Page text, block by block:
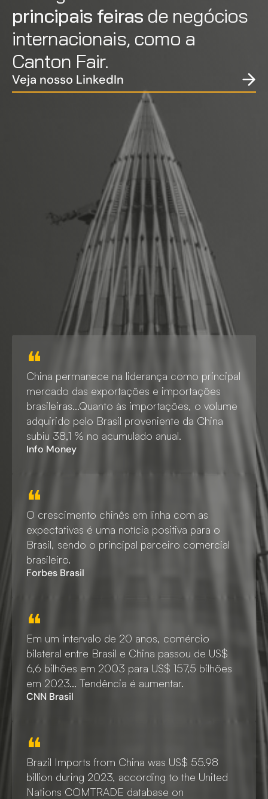
principais feiras de negócios
internacionais, como a
Canton Fair.
Veja nosso LinkedIn
Por que escolher a LOEN?
Atendimento rápido e
personalizado
❝
China permanece na liderança como principal
mercado das exportações e importações
brasileiras…Quanto às importações, o volume
adquirido pelo Brasil proveniente da China
subiu 38,1 % no acumulado anual.
Info Money
❝
O crescimento chinês em linha com as
expectativas é uma notícia positiva para o
Brasil, sendo o principal parceiro comercial
brasileiro.
Forbes Brasil
❝
Em um intervalo de 20 anos, comércio
bilateral entre Brasil e China passou de US$
6,6 bilhões em 2003 para US$ 157,5 bilhões
em 2023… Tendência é aumentar.
CNN Brasil
❝
Brazil Imports from China was US$ 55.98
billion during 2023, according to the United
Nations COMTRADE database on